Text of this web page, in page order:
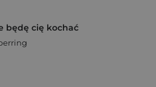
będę cię kochać